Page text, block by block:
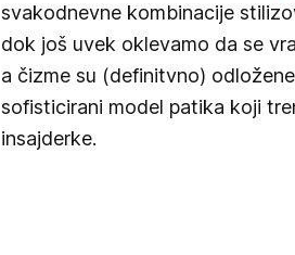
svakodnevne kombinacije
dok još uvek oklevamo da se
a čizme su (definitvno)
sofisticirani model patika koji
insajderke.